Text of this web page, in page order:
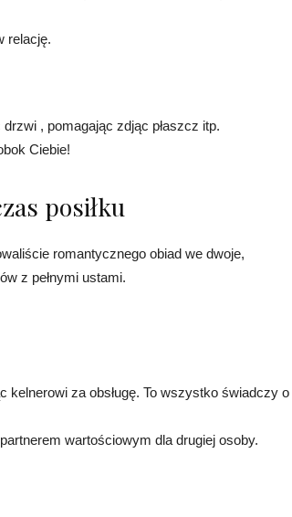
relację.
, pomagając zdjąc płaszcz itp.
Ciebie!
posiłku
romantycznego obiad we dwoje,
z pełnymi ustami.
za obsługę. To wszystko świadczy o
wartościowym dla drugiej osoby.